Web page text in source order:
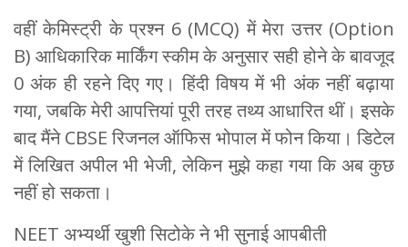
वहीं केमिस्ट्री के प्रश्न 6 (MCQ) में मेरा उत्तर (Option
B) आधिकारिक मार्किंग स्कीम के अनुसार सही होने के बावजूद
0 अंक ही रहने दिए गए। हिंदी विषय में भी अंक नहीं बढ़ाया
गया, जबकि मेरी आपत्तियां पूरी तरह तथ्य आधारित थीं। इसके
बाद मैंने CBSE रिजनल ऑफिस भोपाल में फोन किया। डिटेल
में लिखित अपील भी भेजी, लेकिन मुझे कहा गया कि अब कुछ
नहीं हो सकता।
NEET अभ्यर्थी खुशी सिटोके ने भी सुनाई आपबीती